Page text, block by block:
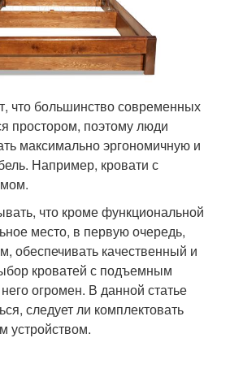
что большинство современных
простором, поэтому люди
максимально эргономичную и
Например, кровати с
что кроме функциональной
место, в первую очередь,
обеспечивать качественный и
кроватей с подъемным
огромен. В данной статье
следует ли комплектовать
устройством.